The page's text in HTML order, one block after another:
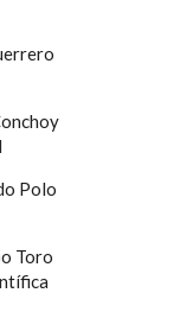
Polo
Toro